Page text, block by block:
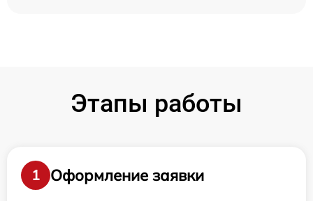
Этапы работы
1
Оформление заявки